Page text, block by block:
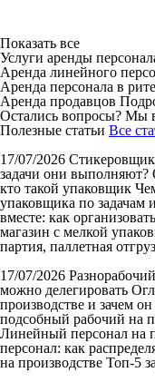
Показать все
Услуги аренды
Аренда линейного
Аренда персонала в
Аренда продавцов
Остались вопросы? Мы
Полезные статьи Все
17/07/2026
задачи они выполняют?
кто такой упаковщик
упаковщика по
вместе: как
магазин с мелкой
партия, паллетная
17/07/2026
можно делегировать
производстве и зачем
подсобный рабочий на
Линейный персонал на
персонал: как
на производстве Топ-5